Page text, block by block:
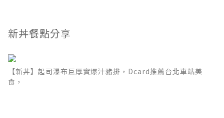
新丼餐點分享
【新丼】起司瀑布巨厚實爆汁豬排，Dcard推薦台北車站美
食，